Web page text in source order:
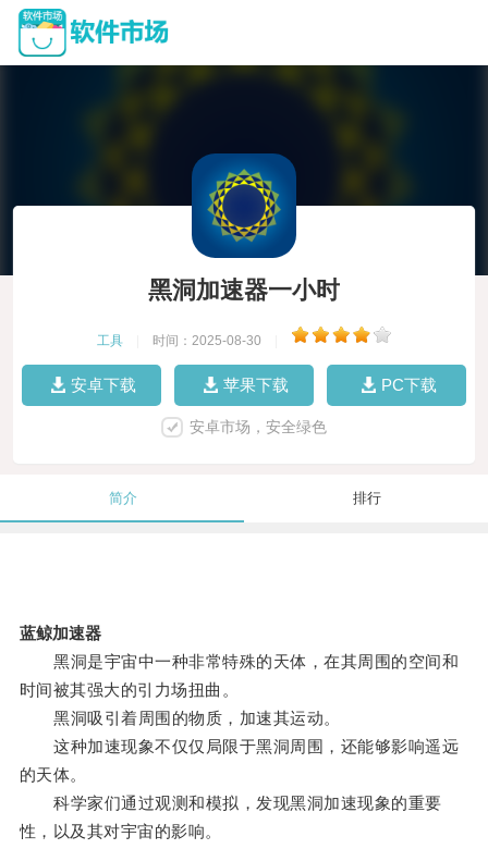
黑洞加速器一小时
工具 时间：2025-08-30
安卓下载 苹果下载 PC下载
安卓市场，安全绿色
简介 排行
蓝鲸加速器
黑洞是宇宙中一种非常特殊的天体，在其周围的空间和
时间被其强大的引力场扭曲。
黑洞吸引着周围的物质，加速其运动。
这种加速现象不仅仅局限于黑洞周围，还能够影响遥远
的天体。
科学家们通过观测和模拟，发现黑洞加速现象的重要
性，以及其对宇宙的影响。